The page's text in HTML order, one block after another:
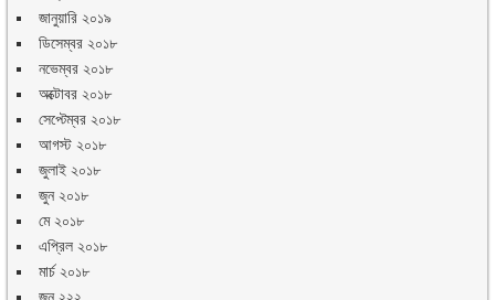
জানুয়ারি ২০১৯
ডিসেম্বর ২০১৮
নভেম্বর ২০১৮
অক্টোবর ২০১৮
সেপ্টেম্বর ২০১৮
আগস্ট ২০১৮
জুলাই ২০১৮
জুন ২০১৮
মে ২০১৮
এপ্রিল ২০১৮
মার্চ ২০১৮